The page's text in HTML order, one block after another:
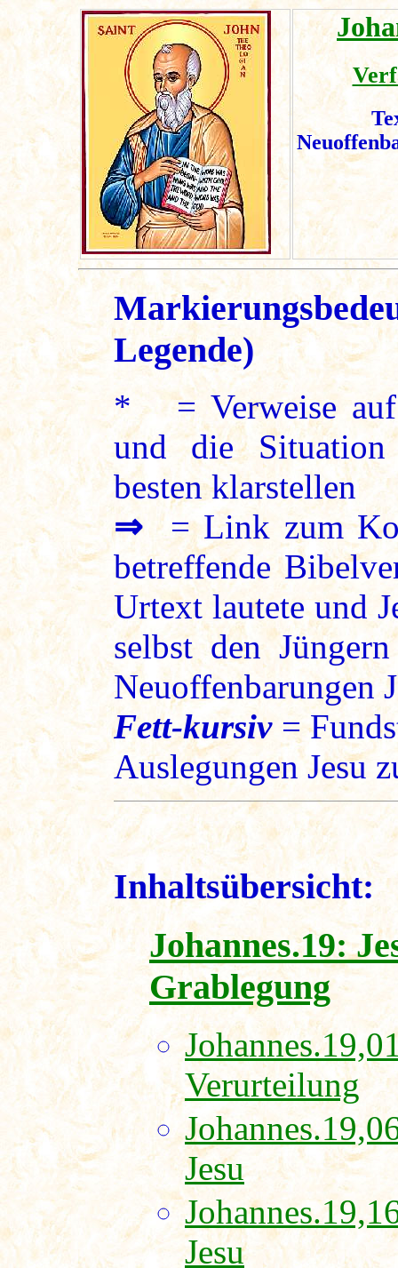
Legende)
* = Verweise auf
und die Situation
besten klarstellen
⇒ = Link zum
betreffende
Urtext lautete und
selbst den
Neuoffenbarungen
Fett-kursiv=
Auslegungen Jesu
Inhaltsübersicht:
Johannes.19:
Grablegung
Verurteilung
Jesu
Jesu